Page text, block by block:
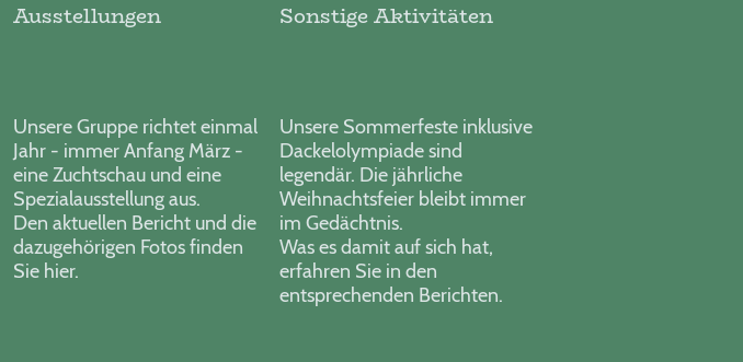
Ausstellungen
Unsere Gruppe richtet einmal
Jahr - immer Anfang März -
eine Zuchtschau und eine
Spezialausstellung aus.
Den aktuellen Bericht und die
dazugehörigen Fotos finden
Sie hier.
Sonstige Aktivitäten
Unsere Sommerfeste inklusive
Dackelolympiade sind
legendär. Die jährliche
Weihnachtsfeier bleibt immer
im Gedächtnis.
Was es damit auf sich hat,
erfahren Sie in den
entsprechenden Berichten.